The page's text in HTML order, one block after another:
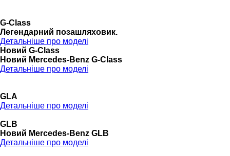
G-Class
Легендарний позашляховик.
Детальніше про моделі
Новий G-Class
Новий Mercedes-Benz G-Class
Детальніше про моделі
GLA
Детальніше про моделі
GLB
Новий Mercedes-Benz GLB
Детальніше про моделі